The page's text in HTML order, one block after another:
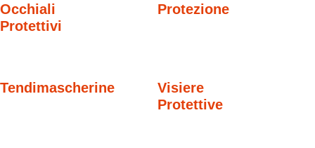
Occhiali
Protettivi
Protezione
Tendimascherine
Visiere
Protettive